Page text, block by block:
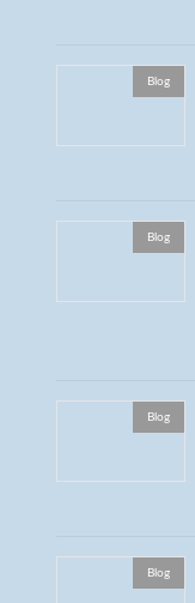
Blog
Blog
Blog
Blog